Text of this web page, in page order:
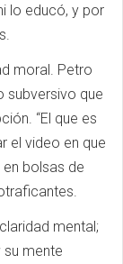
lo educó, y por
moral. Petro
subversivo que
“El que es
el video en que
bolsas de
mental;
mente